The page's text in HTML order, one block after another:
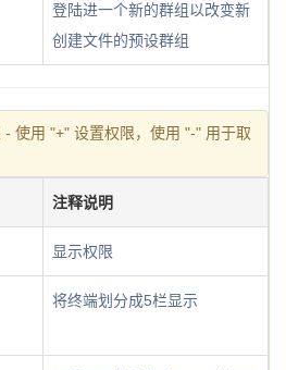
登陆进一个新的群组以改变新
创建文件的预设群组
使用 "+" 设置权限，使用 "-" 用于取
注释说明
显示权限
将终端划分成5栏显示